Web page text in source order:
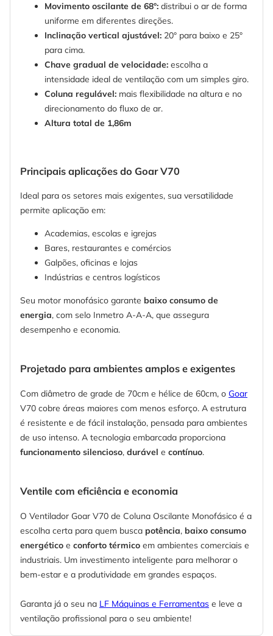
Movimento oscilante de 68°: distribui o ar de forma
uniforme em diferentes direções.
Inclinação vertical ajustável: 20° para baixo e 25°
para cima.
Chave gradual de velocidade: escolha a
intensidade ideal de ventilação com um simples giro.
Coluna regulável: mais flexibilidade na altura e no
direcionamento do fluxo de ar.
Altura total de 1,86m
Principais aplicações do Goar V70
Ideal para os setores mais exigentes, sua versatilidade
permite aplicação em:
Academias, escolas e igrejas
Bares, restaurantes e comércios
Galpões, oficinas e lojas
Indústrias e centros logísticos
Seu motor monofásico garante baixo consumo de
energia, com selo Inmetro A-A-A, que assegura
desempenho e economia.
Projetado para ambientes amplos e exigentes
Com diâmetro de grade de 70cm e hélice de 60cm, o Goar
V70 cobre áreas maiores com menos esforço. A estrutura
é resistente e de fácil instalação, pensada para ambientes
de uso intenso. A tecnologia embarcada proporciona
funcionamento silencioso, durável e contínuo.
Ventile com eficiência e economia
O Ventilador Goar V70 de Coluna Oscilante Monofásico é a
escolha certa para quem busca potência, baixo consumo
energético e conforto térmico em ambientes comerciais e
industriais. Um investimento inteligente para melhorar o
bem-estar e a produtividade em grandes espaços.
Garanta já o seu na LF Máquinas e Ferramentas e leve a
ventilação profissional para o seu ambiente!